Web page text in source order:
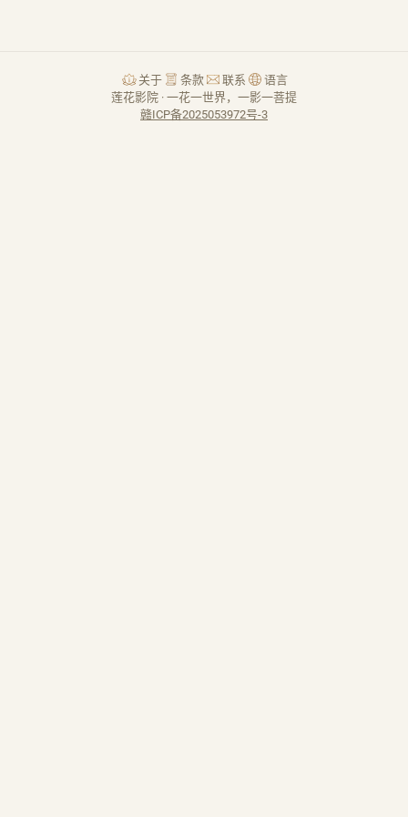
关于 条款 联系
语言
莲花影院 · 一花一世界，一影一菩提
赣ICP备2025053972号-3